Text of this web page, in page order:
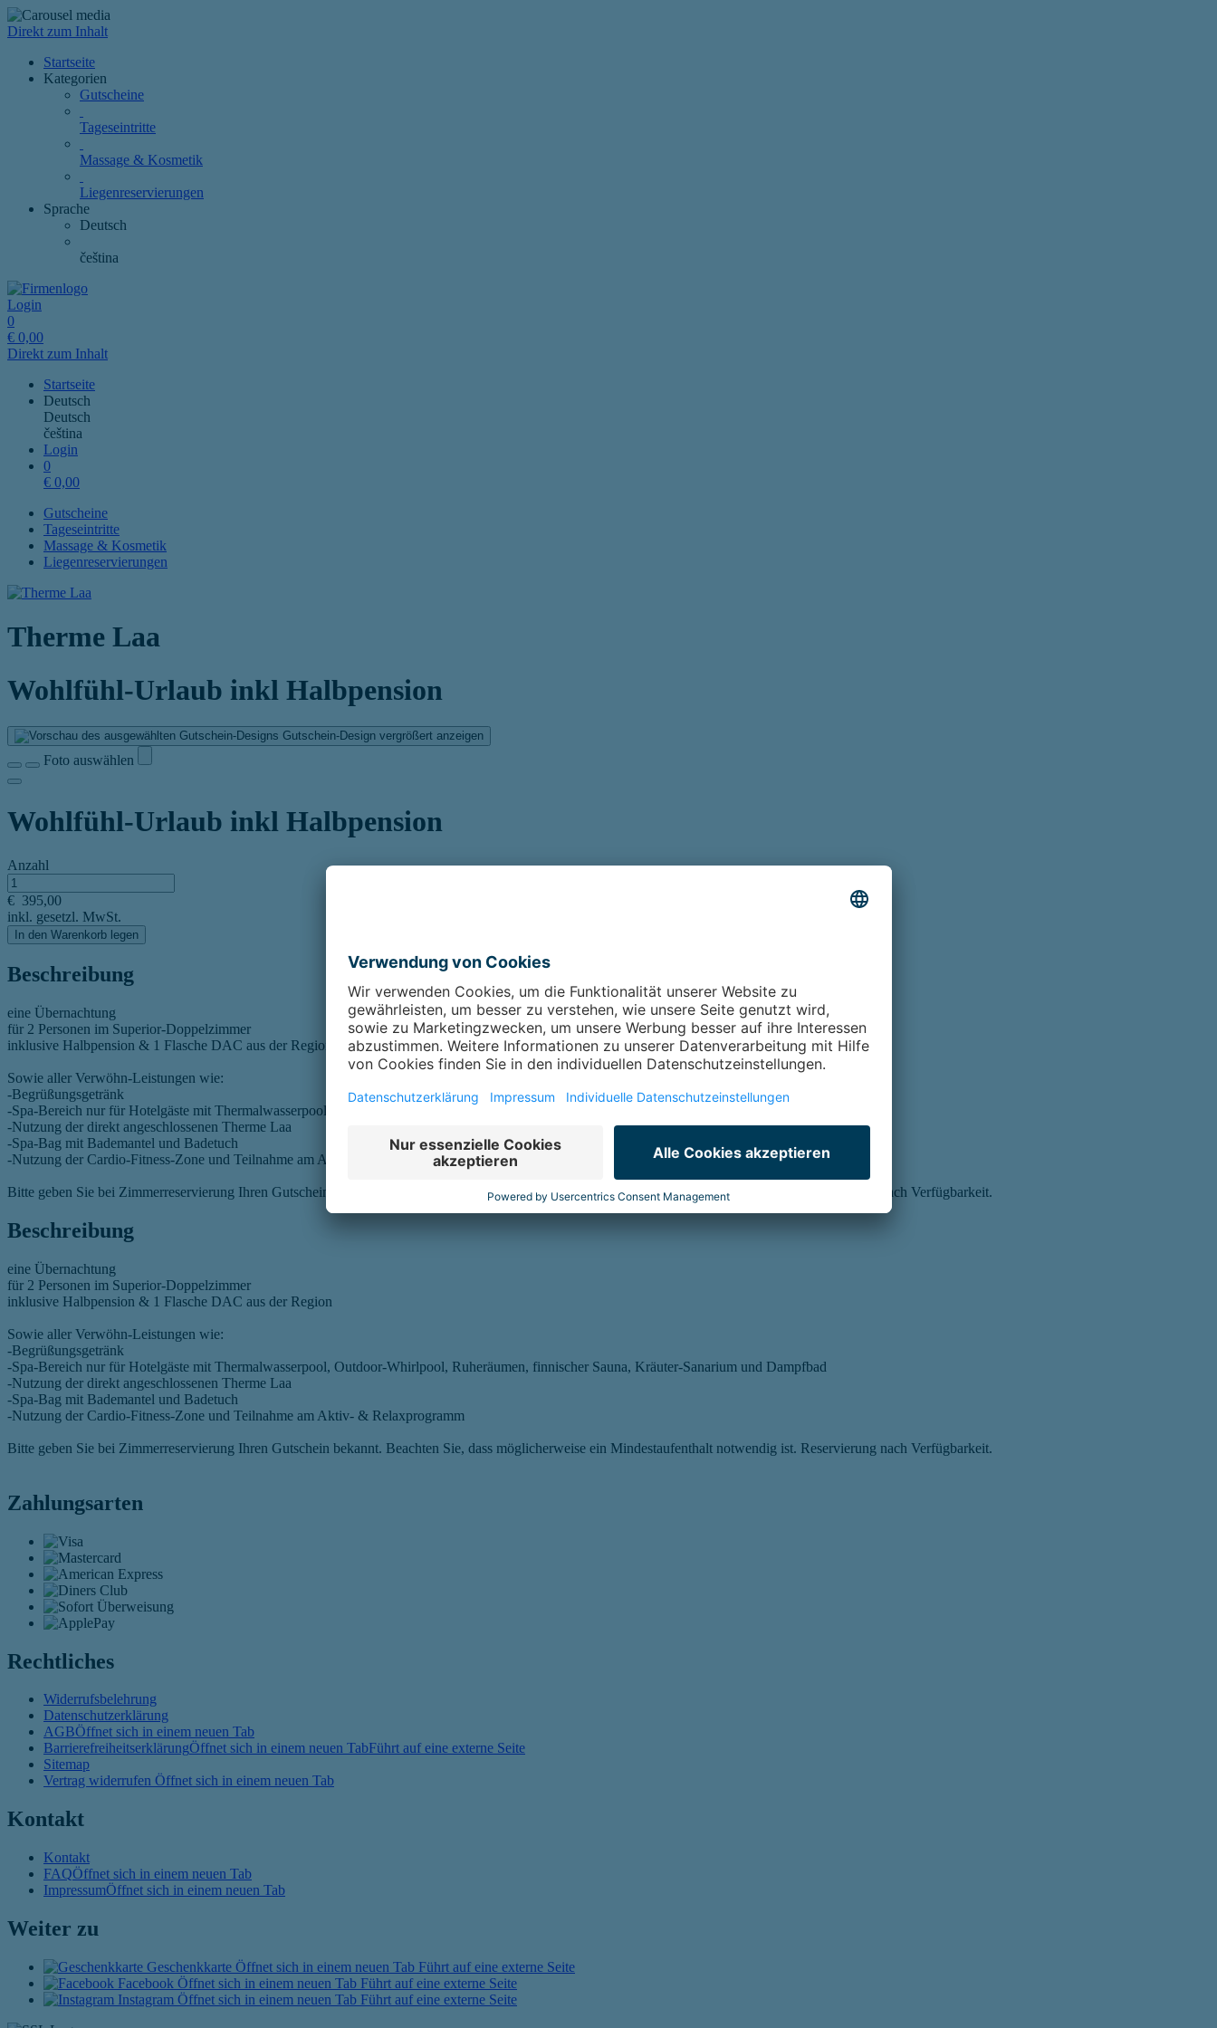
Direkt zum Inhalt
Startseite
Kategorien
Gutscheine
Tageseintritte
Massage & Kosmetik
Liegenreservierungen
Sprache
Deutsch
čeština
Login
0
€ 0,00
Direkt zum Inhalt
Startseite
Deutsch
Deutsch
čeština
Login
0
€ 0,00
Gutscheine
Tageseintritte
Massage & Kosmetik
Liegenreservierungen
Therme Laa
Wohlfühl-Urlaub inkl Halbpension
Gutschein-Design vergrößert anzeigen
Foto auswählen
Wohlfühl-Urlaub inkl Halbpension
Anzahl
€ 395,00
inkl. gesetzl. MwSt.
In den Warenkorb legen
Beschreibung
eine Übernachtung
für 2 Personen im Superior-Doppelzimmer
inklusive Halbpension & 1 Flasche DAC aus der Region
Sowie aller Verwöhn-Leistungen wie:
-Begrüßungsgetränk
-Spa-Bereich nur für Hotelgäste mit Thermalwasserpool, Outdoor-Whirlpool, Ruheräumen, finnischer Sauna, Kräuter-Sanarium und Dampfbad
-Nutzung der direkt angeschlossenen Therme Laa
-Spa-Bag mit Bademantel und Badetuch
-Nutzung der Cardio-Fitness-Zone und Teilnahme am Aktiv- & Relaxprogramm
Bitte geben Sie bei Zimmerreservierung Ihren Gutschein bekannt. Beachten Sie, dass möglicherweise ein Mindestaufenthalt notwendig ist. Reservierung nach Verfügbarkeit.
Beschreibung
eine Übernachtung
für 2 Personen im Superior-Doppelzimmer
inklusive Halbpension & 1 Flasche DAC aus der Region
Sowie aller Verwöhn-Leistungen wie:
-Begrüßungsgetränk
-Spa-Bereich nur für Hotelgäste mit Thermalwasserpool, Outdoor-Whirlpool, Ruheräumen, finnischer Sauna, Kräuter-Sanarium und Dampfbad
-Nutzung der direkt angeschlossenen Therme Laa
-Spa-Bag mit Bademantel und Badetuch
-Nutzung der Cardio-Fitness-Zone und Teilnahme am Aktiv- & Relaxprogramm
Bitte geben Sie bei Zimmerreservierung Ihren Gutschein bekannt. Beachten Sie, dass möglicherweise ein Mindestaufenthalt notwendig ist. Reservierung nach Verfügbarkeit.
Zahlungsarten
Rechtliches
Widerrufsbelehrung
Datenschutzerklärung
AGBÖffnet sich in einem neuen Tab
BarrierefreiheitserklärungÖffnet sich in einem neuen TabFührt auf eine externe Seite
Sitemap
Vertrag widerrufen Öffnet sich in einem neuen Tab
Kontakt
Kontakt
FAQÖffnet sich in einem neuen Tab
ImpressumÖffnet sich in einem neuen Tab
Weiter zu
Geschenkkarte Öffnet sich in einem neuen Tab Führt auf eine externe Seite
Facebook Öffnet sich in einem neuen Tab Führt auf eine externe Seite
Instagram Öffnet sich in einem neuen Tab Führt auf eine externe Seite